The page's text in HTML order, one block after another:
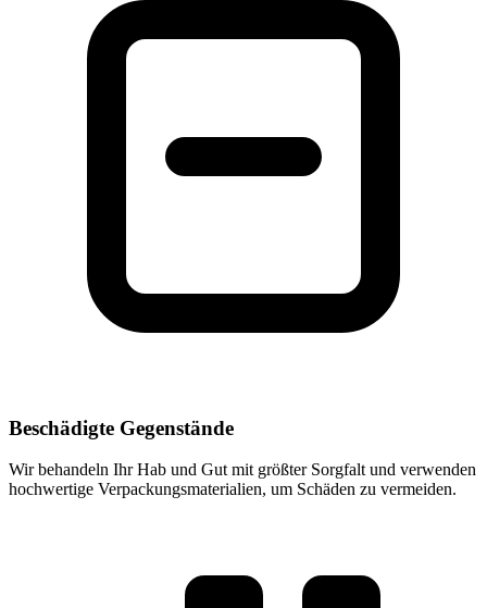
Beschädigte Gegenstände
Wir behandeln Ihr Hab und Gut mit größter Sorgfalt und verwenden
hochwertige Verpackungsmaterialien, um Schäden zu vermeiden.